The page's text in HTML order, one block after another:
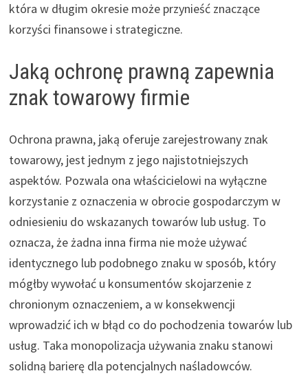
która w długim okresie może przynieść znaczące
korzyści finansowe i strategiczne.
Jaką ochronę prawną zapewnia
znak towarowy firmie
Ochrona prawna, jaką oferuje zarejestrowany znak
towarowy, jest jednym z jego najistotniejszych
aspektów. Pozwala ona właścicielowi na wyłączne
korzystanie z oznaczenia w obrocie gospodarczym w
odniesieniu do wskazanych towarów lub usług. To
oznacza, że żadna inna firma nie może używać
identycznego lub podobnego znaku w sposób, który
mógłby wywołać u konsumentów skojarzenie z
chronionym oznaczeniem, a w konsekwencji
wprowadzić ich w błąd co do pochodzenia towarów lub
usług. Taka monopolizacja używania znaku stanowi
solidną barierę dla potencjalnych naśladowców.